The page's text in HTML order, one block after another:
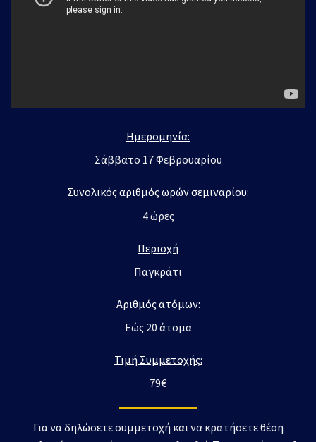
Ημερομηνία:
Σάββατο 17 Φεβρουαρίου
Συνολικός αριθμός ωρών σεμιναρίου:
4 ώρες
Περιοχή
Παγκράτι
Αριθμός ατόμων:
Εώς 20 άτομα
Τιμή Συμμετοχής:
79€
Για να δηλώσετε συμμετοχή και να κρατήσετε θέση